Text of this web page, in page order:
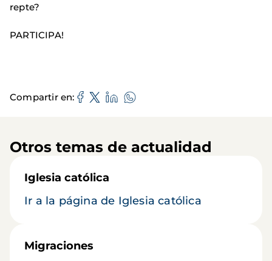
repte?
PARTICIPA!
Compartir en
Otros temas de actualidad
Iglesia católica
Ir a la página de Iglesia católica
Migraciones